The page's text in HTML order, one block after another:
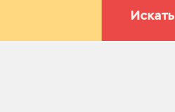
Искать